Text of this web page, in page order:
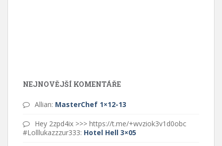
NEJNOVĚJŠÍ KOMENTÁŘE
Allian: MasterChef 1×12-13
Hey 2zpd4ix >>> https://t.me/+wvziok3v1d0obc
#Lolllukazzzur333: Hotel Hell 3×05